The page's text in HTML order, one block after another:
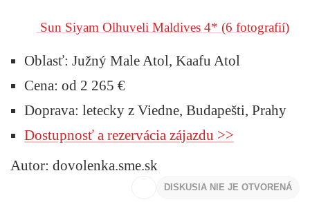
Sun Siyam Olhuveli Maldives 4* (6 fotografií)
Oblasť: Južný Male Atol, Kaafu Atol
Cena: od 2 265 €
Doprava: letecky z Viedne, Budapešti, Prahy
Dostupnosť a rezervácia zájazdu >>
Autor: dovolenka.sme.sk
DISKUSIA NIE JE OTVORENÁ